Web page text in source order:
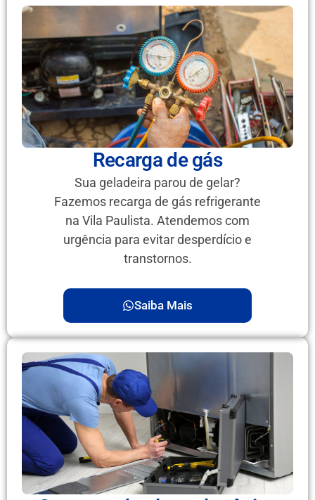
Recarga de gás
Sua geladeira parou de gelar?
Fazemos recarga de gás refrigerante
na Vila Paulista. Atendemos com
urgência para evitar desperdício e
transtornos.
Saiba Mais